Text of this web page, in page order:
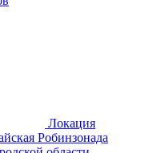
Локация
Робинзонада